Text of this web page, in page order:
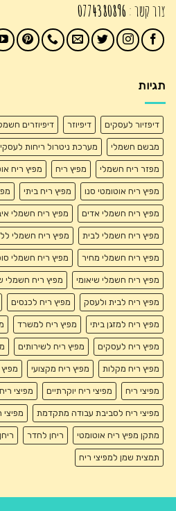
צור קשר : 0774380896
תגיות
דיפזיור לעסקים דיפיוזר דיפיוזרים
מבשם חשמלי מערכת ניטרול ריחות
מפזר ריח חשמלי מפיץ ריח מפיץ ריח
מפיץ ריח אוטומטי סנו מפיץ ריח ביתי
מפיץ ריח חשמלי אדים מפיץ ריח חשמלי
מפיץ ריח חשמלי לבית מפיץ ריח חשמלי
מפיץ ריח חשמלי מחיר מפיץ ריח חשמלי
מפיץ ריח חשמלי שיאומי מפיץ ריח חשמלי
מפיץ ריח לבית ולעסק מפיץ ריח לכנסים
מפיץ ריח למזגן ביתי מפיץ ריח למשרד
מפיץ ריח לעסקים מפיץ ריח לשירותים
מפיץ ריח מקלות מפיץ ריח מקצועי
מפיצי ריח מפיצי ריח יוקרתיים מפיצי
מפיצי ריח לסביבת עבודה מתקדמת
מתקן מפיץ ריח אוטומטי ריחן לחדר
תמצית שמן למפיצי ריח